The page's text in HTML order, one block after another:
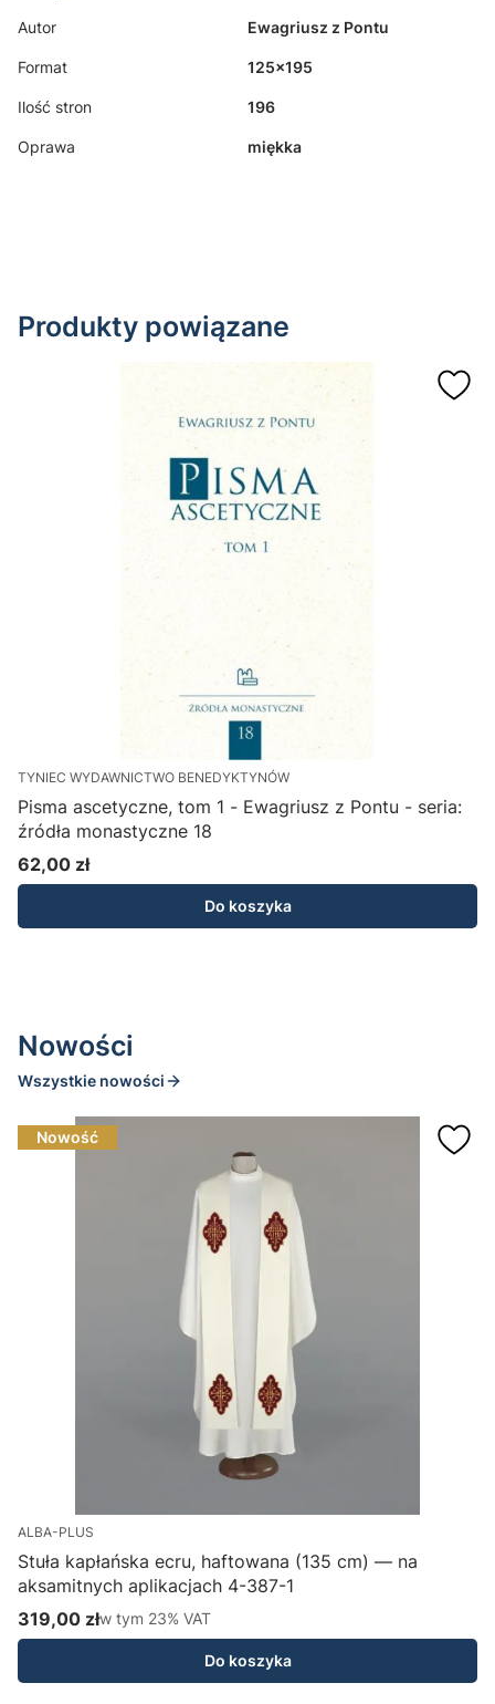
Autor Ewagriusz z Pontu
Format 125x195
Ilość stron 196
Oprawa miękka
Produkty powiązane
TYNIEC WYDAWNICTWO BENEDYKTYNÓW
Pisma ascetyczne, tom 1 - Ewagriusz z Pontu - seria:
źródła monastyczne 18
Cena
62,00 zł
Do koszyka
Nowości
Wszystkie nowości
Nowość
ALBA-PLUS
Stuła kapłańska ecru, haftowana (135 cm) — na
aksamitnych aplikacjach 4-387-1
Cena brutto
319,00 złw tym %s VAT
w tym 23% VAT
Do koszyka